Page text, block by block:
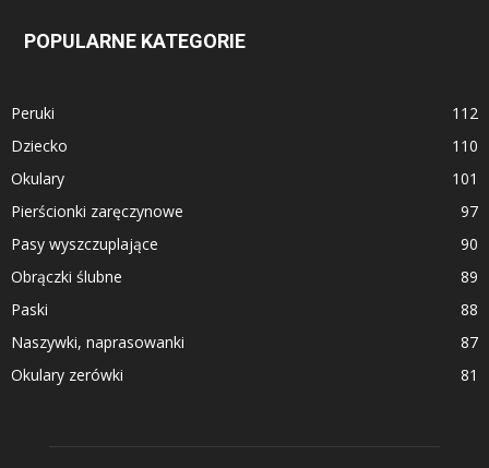
POPULARNE KATEGORIE
Peruki
112
Dziecko
110
Okulary
101
Pierścionki zaręczynowe
97
Pasy wyszczuplające
90
Obrączki ślubne
89
Paski
88
Naszywki, naprasowanki
87
Okulary zerówki
81